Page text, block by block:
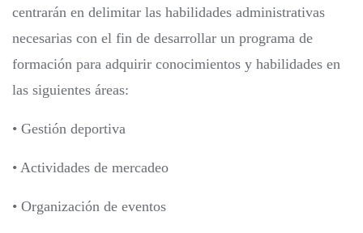
centrarán en delimitar las habilidades administrativas
necesarias con el fin de desarrollar un programa de
formación para adquirir conocimientos y habilidades en
las siguientes áreas:
• Gestión deportiva
• Actividades de mercadeo
• Organización de eventos